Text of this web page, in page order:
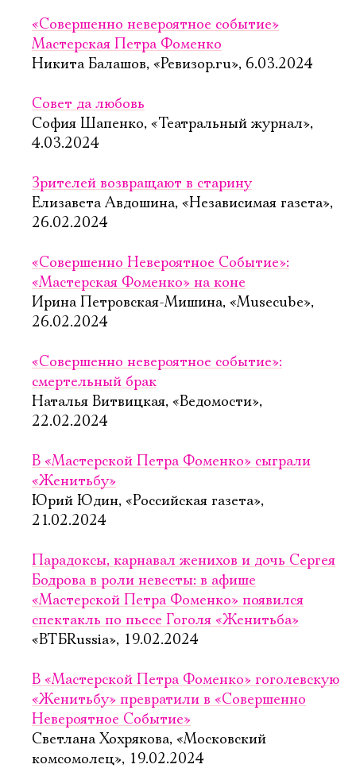
«Совершенно невероятное событие»
Мастерская Петра Фоменко
Никита Балашов, «Ревизор.ru», 6.03.2024
Совет да любовь
София Шапенко, «Театральный журнал»,
4.03.2024
Зрителей возвращают в старину
Елизавета Авдошина, «Независимая газета»,
26.02.2024
«Совершенно Невероятное Событие»:
«Мастерская Фоменко» на коне
Ирина Петровская-Мишина, «Musecube»,
26.02.2024
«Совершенно невероятное событие»:
смертельный брак
Наталья Витвицкая, «Ведомости»,
22.02.2024
В «Мастерской Петра Фоменко» сыграли
«Женитьбу»
Юрий Юдин, «Российская газета»,
21.02.2024
Парадоксы, карнавал женихов и дочь Сергея
Бодрова в роли невесты: в афише
«Мастерской Петра Фоменко» появился
спектакль по пьесе Гоголя «Женитьба»
«ВТБRussia», 19.02.2024
В «Мастерской Петра Фоменко» гоголевскую
«Женитьбу» превратили в «Совершенно
Невероятное Событие»
Светлана Хохрякова, «Московский
комсомолец», 19.02.2024